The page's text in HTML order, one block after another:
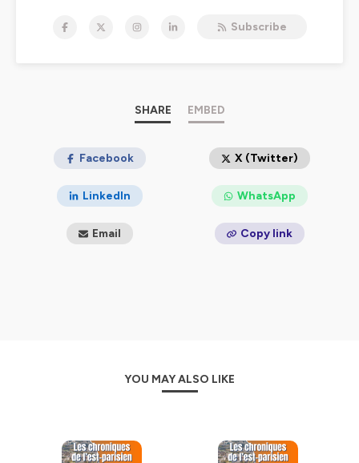
confidentialite
pour plus d'informations.Subscribe
SHARE EMBED
Facebook X (Twitter)
LinkedIn WhatsApp
Email Copy link
YOU MAY ALSO LIKE